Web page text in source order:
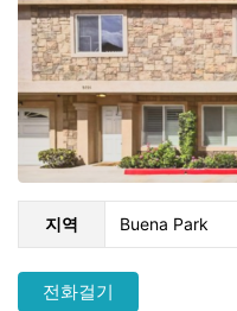
지역 Buena Park
전화걸기